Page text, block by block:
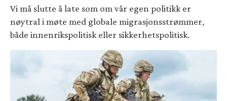
Vi må slutte å late som om vår egen politikk er
nøytral i møte med globale migrasjonsstrømmer,
både innenrikspolitisk eller sikkerhetspolitisk.